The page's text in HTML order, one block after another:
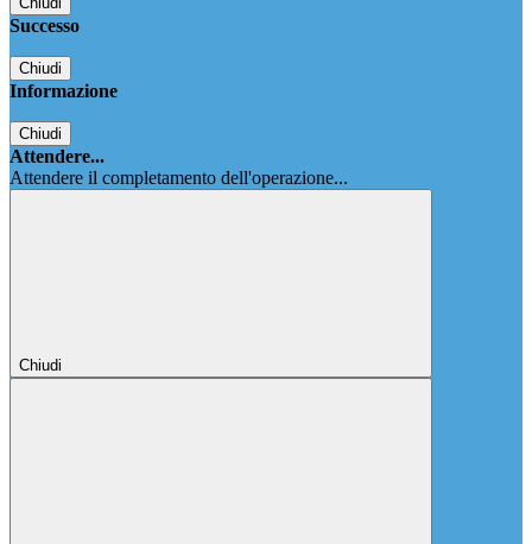
Successo
Chiudi
Informazione
Chiudi
Attendere...
Attendere il completamento dell'operazione...
Chiudi